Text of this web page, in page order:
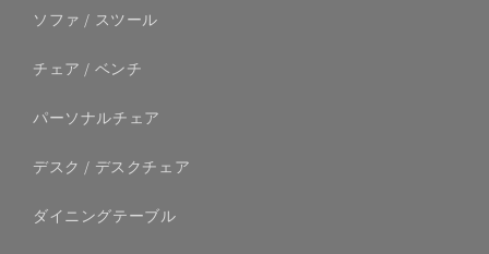
ソファ / スツール
チェア / ベンチ
パーソナルチェア
デスク / デスクチェア
ダイニングテーブル